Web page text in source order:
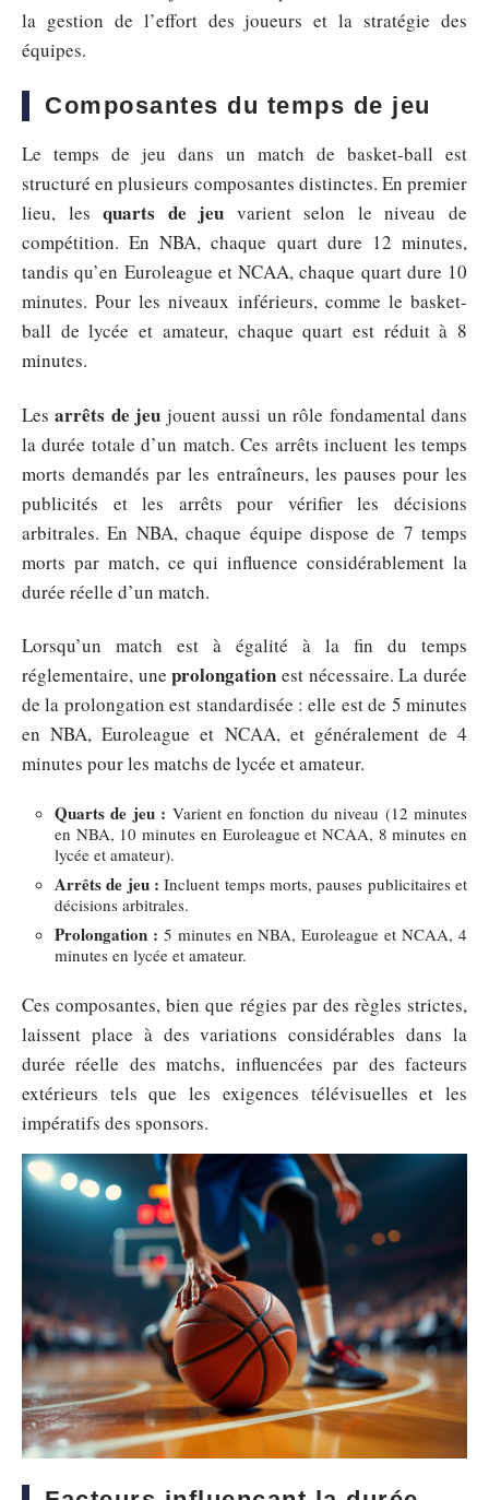
la gestion de l’effort des joueurs et la stratégie des
équipes.
Composantes du temps de jeu
Le temps de jeu dans un match de basket-ball est
structuré en plusieurs composantes distinctes. En premier
lieu, lesquarts de jeu varient selon le niveau de
compétition. En NBA, chaque quart dure 12 minutes,
tandis qu’en Euroleague et NCAA, chaque quart dure 10
minutes. Pour les niveaux inférieurs, comme le basket-
ball de lycée et amateur, chaque quart est réduit à 8
minutes.
Lesarrêts de jeu jouent aussi un rôle fondamental dans
la durée totale d’un match. Ces arrêts incluent les temps
morts demandés par les entraîneurs, les pauses pour les
publicités et les arrêts pour vérifier les décisions
arbitrales. En NBA, chaque équipe dispose de 7 temps
morts par match, ce qui influence considérablement la
durée réelle d’un match.
Lorsqu’un match est à égalité à la fin du temps
réglementaire, uneprolongation est nécessaire. La durée
de la prolongation est standardisée : elle est de 5 minutes
en NBA, Euroleague et NCAA, et généralement de 4
minutes pour les matchs de lycée et amateur.
Quarts de jeu : Varient en fonction du niveau (12 minutes
en NBA, 10 minutes en Euroleague et NCAA, 8 minutes en
lycée et amateur).
Arrêts de jeu : Incluent temps morts, pauses publicitaires et
décisions arbitrales.
Prolongation : 5 minutes en NBA, Euroleague et NCAA, 4
minutes en lycée et amateur.
Ces composantes, bien que régies par des règles strictes,
laissent place à des variations considérables dans la
durée réelle des matchs, influencées par des facteurs
extérieurs tels que les exigences télévisuelles et les
impératifs des sponsors.